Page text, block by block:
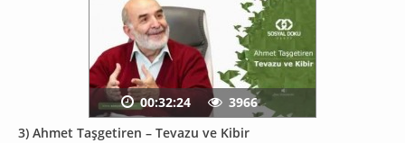
3) Ahmet Taşgetiren – Tevazu ve Kibir
00:32:24 3966